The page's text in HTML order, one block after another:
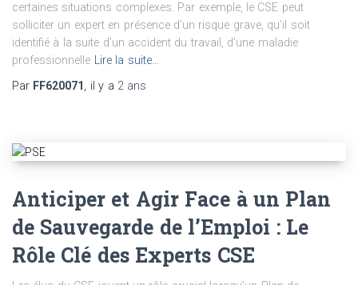
certaines situations complexes. Par exemple, le CSE peut
solliciter un expert en présence d’un risque grave, qu’il soit
identifié à la suite d’un accident du travail, d’une maladie
professionnelle
Lire la suite…
Par FF620071 , il y a 2 ans
Anticiper et Agir Face à un Plan
de Sauvegarde de l’Emploi : Le
Rôle Clé des Experts CSE